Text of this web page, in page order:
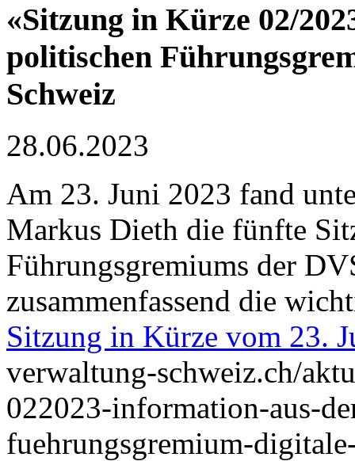
«Sitzung in Kürze 02/
politischen
Schweiz
28.06.2023
Am 23. Juni 2023 fand
Markus Dieth die fünfte
Führungsgremiums der
zusammenfassend die
Sitzung in Kürze vom 23.
verwaltung-schweiz.ch/
022023-information-aus-
fuehrungsgremium-